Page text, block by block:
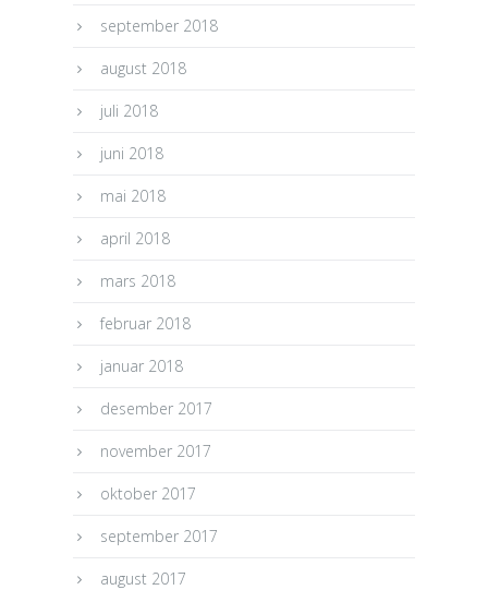
september 2018
august 2018
juli 2018
juni 2018
mai 2018
april 2018
mars 2018
februar 2018
januar 2018
desember 2017
november 2017
oktober 2017
september 2017
august 2017